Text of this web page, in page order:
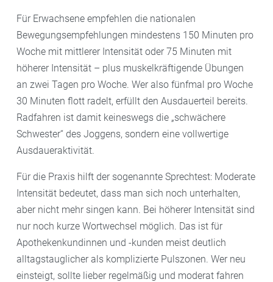
Für Erwachsene empfehlen die nationalen
Bewegungsempfehlungen mindestens 150 Minuten pro
Woche mit mittlerer Intensität oder 75 Minuten mit
höherer Intensität – plus muskelkräftigende Übungen
an zwei Tagen pro Woche. Wer also fünfmal pro Woche
30 Minuten flott radelt, erfüllt den Ausdauerteil bereits.
Radfahren ist damit keineswegs die „schwächere
Schwester“ des Joggens, sondern eine vollwertige
Ausdaueraktivität.
Für die Praxis hilft der sogenannte Sprechtest: Moderate
Intensität bedeutet, dass man sich noch unterhalten,
aber nicht mehr singen kann. Bei höherer Intensität sind
nur noch kurze Wortwechsel möglich. Das ist für
Apothekenkundinnen und -kunden meist deutlich
alltagstauglicher als komplizierte Pulszonen. Wer neu
einsteigt, sollte lieber regelmäßig und moderat fahren